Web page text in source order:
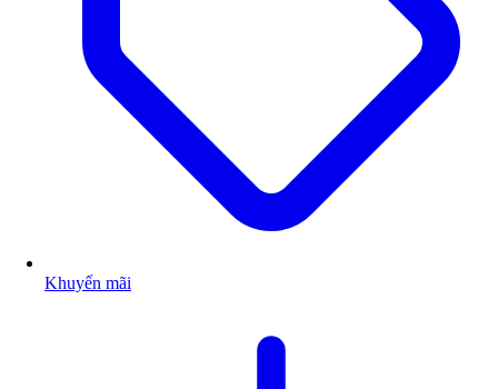
Khuyến mãi